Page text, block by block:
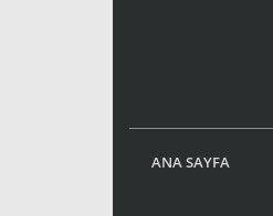
ANA SAYFA